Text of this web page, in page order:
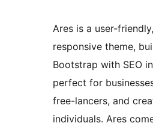
Ares is a user-
responsive theme,
Bootstrap with SEO
perfect for
free-lancers, and
individuals. Ares